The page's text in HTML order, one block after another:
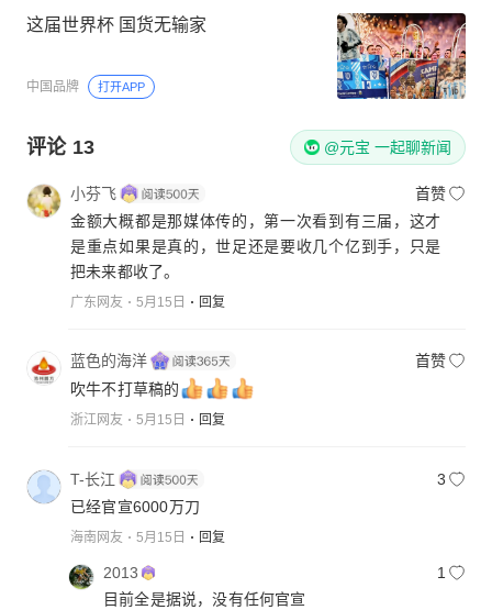
这届世界杯 国货无输家
中国品牌 打开APP
评论 13 @元宝 一起聊新闻
小芬飞
首赞
金额大概都是那媒体传的，第一次看到有三届，这才
是重点如果是真的，世足还是要收几个亿到手，只是
把未来都收了。
广东网友 5月15日 回复
蓝色的海洋
首赞
吹牛不打草稿的
浙江网友 5月15日 回复
T-长江
3
已经官宣6000万刀
海南网友 5月15日 回复
2013
1
目前全是据说，没有任何官宣